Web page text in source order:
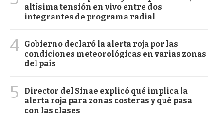
altísima tensión en vivo entre dos
integrantes de programa radial
4 Gobierno declaró la alerta roja por las
condiciones meteorológicas en varias zonas
del país
5
Director del Sinae explicó qué implica la
alerta roja para zonas costeras y qué pasa
con las clases